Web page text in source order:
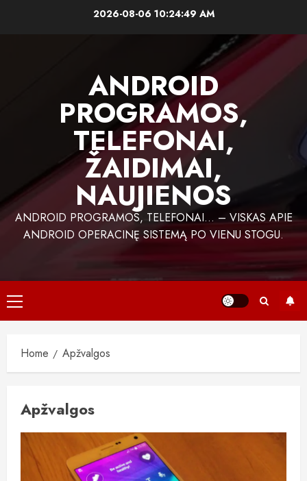
2026-08-06 10:24:50 AM
ANDROID
PROGRAMOS,
TELEFONAI,
ŽAIDIMAI,
NAUJIENOS
ANDROID PROGRAMOS, TELEFONAI… – VISKAS APIE
ANDROID OPERACINĘ SISTEMĄ PO VIENU STOGU.
Primary
Menu
Home Apžvalgos
Apžvalgos